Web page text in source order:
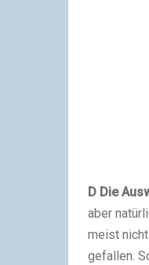
D Die
aber
meist
gefallen.